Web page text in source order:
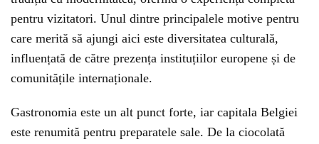
pentru vizitatori. Unul dintre principalele motive pentru
care merită să ajungi aici este diversitatea culturală,
influențată de către prezența instituțiilor europene și de
comunitățile internaționale.
Gastronomia este un alt punct forte, iar capitala Belgiei
este renumită pentru preparatele sale. De la ciocolată